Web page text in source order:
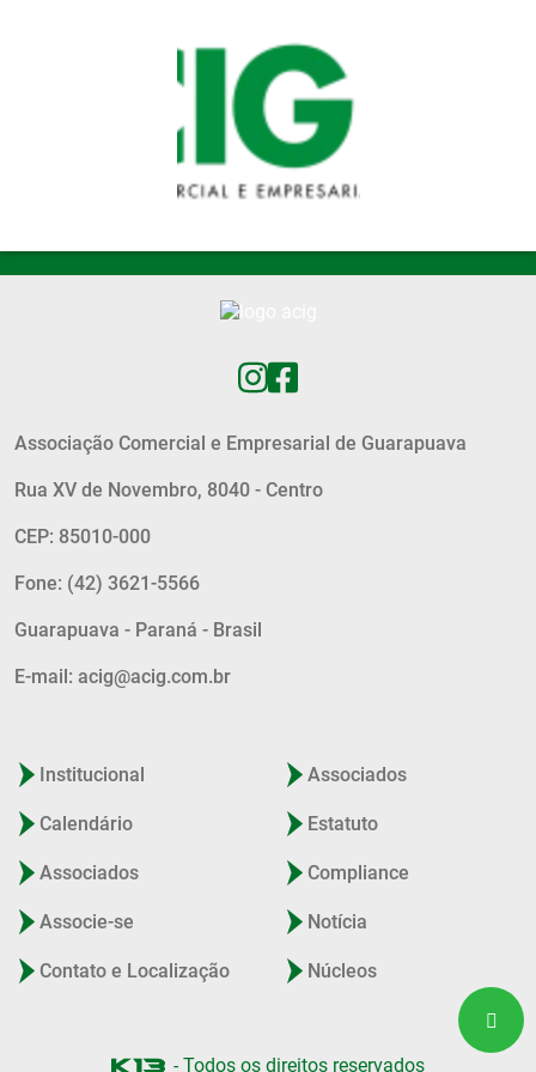
Associação Comercial e Empresarial de Guarapuava
Rua XV de Novembro, 8040 - Centro
CEP: 85010-000
Fone: (42) 3621-5566
Guarapuava - Paraná - Brasil
E-mail: acig@acig.com.br
Institucional
Calendário
Associados
Associe-se
Contato e Localização
Associados
Estatuto
Compliance
Notícia
Núcleos
- Todos os direitos reservados